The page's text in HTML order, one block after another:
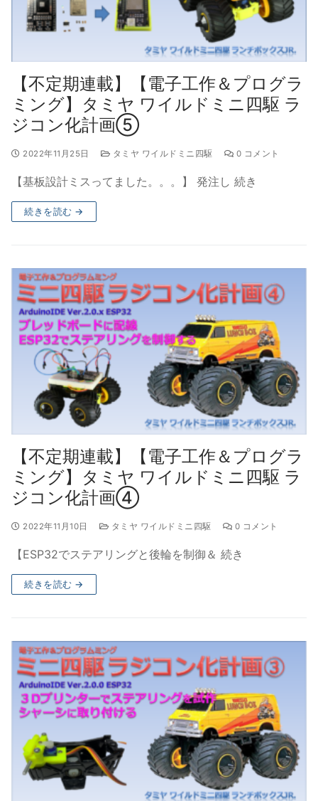
【不定期連載】【電子工作＆プログラ
ミング】タミヤ ワイルドミニ四駆 ラ
ジコン化計画⑤
2022年11月25日 タミヤ ワイルドミニ四駆 0 コメント
【基板設計ミスってました。。。】 発注し 続き
続きを読む →
【不定期連載】【電子工作＆プログラ
ミング】タミヤ ワイルドミニ四駆 ラ
ジコン化計画④
2022年11月10日 タミヤ ワイルドミニ四駆 0 コメント
【ESP32でステアリングと後輪を制御＆ 続き
続きを読む →